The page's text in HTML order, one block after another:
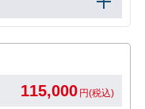
115,000 円(税込)